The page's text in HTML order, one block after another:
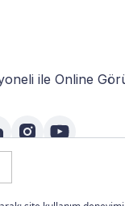
ile Online